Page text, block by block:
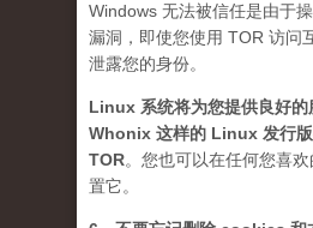
Windows 无法被信任是由于
漏洞，即使您使用 TOR 访问
泄露您的身份。
Linux 系统将为您提供良好
Whonix 这样的 Linux 发行
TOR。您也可以在任何您喜
置它。